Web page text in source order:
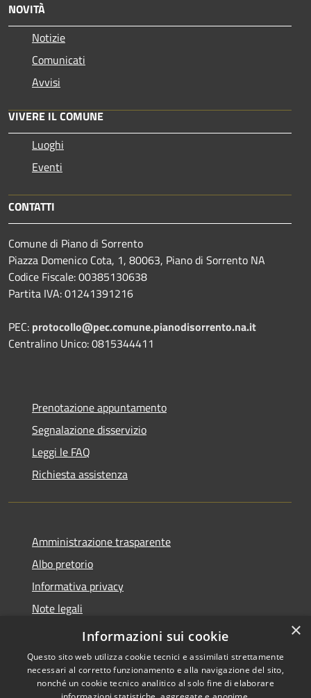
NOVITÀ
Notizie
Comunicati
Avvisi
VIVERE IL COMUNE
Luoghi
Eventi
CONTATTI
Comune di Piano di Sorrento
Piazza Domenico Cota, 1, 80063, Piano di Sorrento NA
Codice Fiscale: 00385130638
Partita IVA: 01241391216
PEC: protocollo@pec.comune.pianodisorrento.na.it
Centralino Unico: 0815344411
Prenotazione appuntamento
Segnalazione disservizio
Leggi le FAQ
Richiesta assistenza
Amministrazione trasparente
Albo pretorio
Informativa privacy
Note legali
Dichiarazione di accessibilità
×
Informazioni sui cookie
Questo sito web utilizza cookie tecnici e assimilati strettamente
necessari al corretto funzionamento e alla navigazione del sito,
nonché un cookie tecnico analitico al solo fine di elaborare